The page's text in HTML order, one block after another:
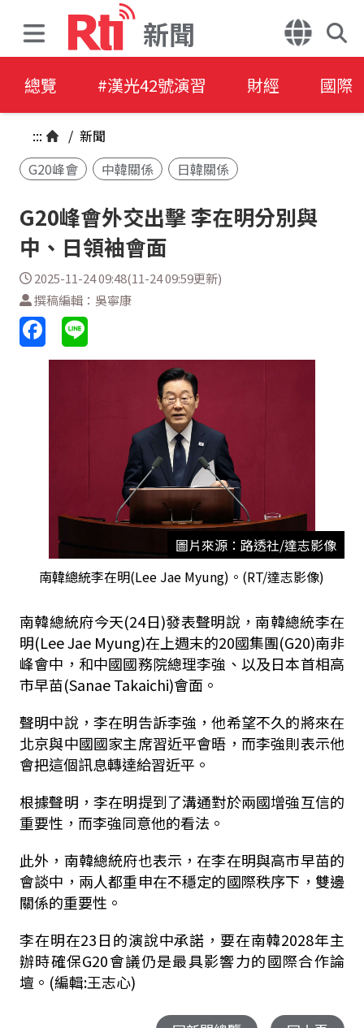
新聞
總覽 #漢光42號演習 財經 國際
::: / 新聞
G20峰會
中韓關係 日韓關係
G20峰會外交出擊 李在明分別與
中、日領袖會面
2025-11-24 09:48(11-24 09:59更新)
撰稿編輯：吳寧康
圖片來源：路透社/達志影像
南韓總統李在明(Lee Jae Myung)。(RT/達志影像)
南韓總統府今天(24日)發表聲明說，南韓總統李在
明(Lee Jae Myung)在上週末的20國集團(G20)南非
峰會中，和中國國務院總理李強、以及日本首相高
市早苗(Sanae Takaichi)會面。
聲明中說，李在明告訴李強，他希望不久的將來在
北京與中國國家主席習近平會晤，而李強則表示他
會把這個訊息轉達給習近平。
根據聲明，李在明提到了溝通對於兩國增強互信的
重要性，而李強同意他的看法。
此外，南韓總統府也表示，在李在明與高市早苗的
會談中，兩人都重申在不穩定的國際秩序下，雙邊
關係的重要性。
李在明在23日的演說中承諾，要在南韓2028年主
辦時確保G20會議仍是最具影響力的國際合作論
壇。(編輯:王志心)